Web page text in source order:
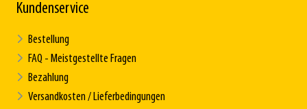
Kundenservice
Bestellung
FAQ - Meistgestellte Fragen
Bezahlung
Versandkosten / Lieferbedingungen